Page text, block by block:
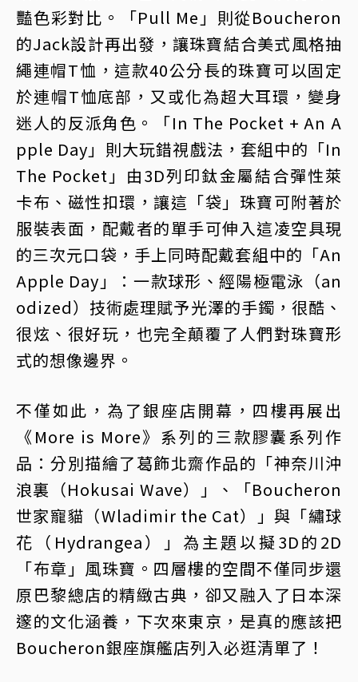
豔色彩對比。「Pull Me」則從Boucheron
的Jack設計再出發，讓珠寶結合美式風格抽
繩連帽T恤，這款40公分長的珠寶可以固定
於連帽T恤底部，又或化為超大耳環，變身
迷人的反派角色。「In The Pocket + An A
pple Day」則大玩錯視戲法，套組中的「In
The Pocket」由3D列印鈦金屬結合彈性萊
卡布、磁性扣環，讓這「袋」珠寶可附著於
服裝表面，配戴者的單手可伸入這凌空具現
的三次元口袋，手上同時配戴套組中的「An
Apple Day」：一款球形、經陽極電泳（an
odized）技術處理賦予光澤的手鐲，很酷、
很炫、很好玩，也完全顛覆了人們對珠寶形
式的想像邊界。
不僅如此，為了銀座店開幕，四樓再展出
《More is More》系列的三款膠囊系列作
品：分別描繪了葛飾北齋作品的「神奈川沖
浪裏（Hokusai Wave）」、「Boucheron
世家寵貓（Wladimir the Cat）」與「繡球
花（Hydrangea）」為主題以擬3D的2D
「布章」風珠寶。四層樓的空間不僅同步還
原巴黎總店的精緻古典，卻又融入了日本深
邃的文化涵養，下次來東京，是真的應該把
Boucheron銀座旗艦店列入必逛清單了！